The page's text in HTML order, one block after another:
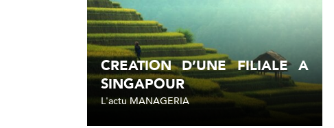
L'actu MANAGERIA
CREATION D’UNE FILIALE A
SINGAPOUR